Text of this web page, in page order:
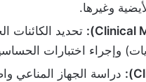
وغيرها.
تحديد الكائنات
وإجراء اختبارات
دراسة الجهاز المناعي